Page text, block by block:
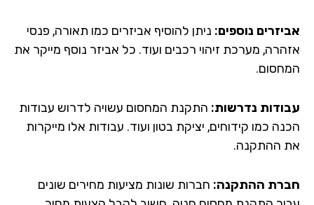
נוספים:ניתן להוסיף אביזרים כמו תאורה, פנסי
מערכת זיהוי רכבים ועוד. כל אביזר נוסף מייקר את
נדרשות:התקנת המחסום עשויה לדרוש עבודות
כמו קידוחים, יציקת בטון ועוד. עבודות אלו מייקרות
ההתקנה.
ההתקנה:חברות שונות מציעות מחירים שונים